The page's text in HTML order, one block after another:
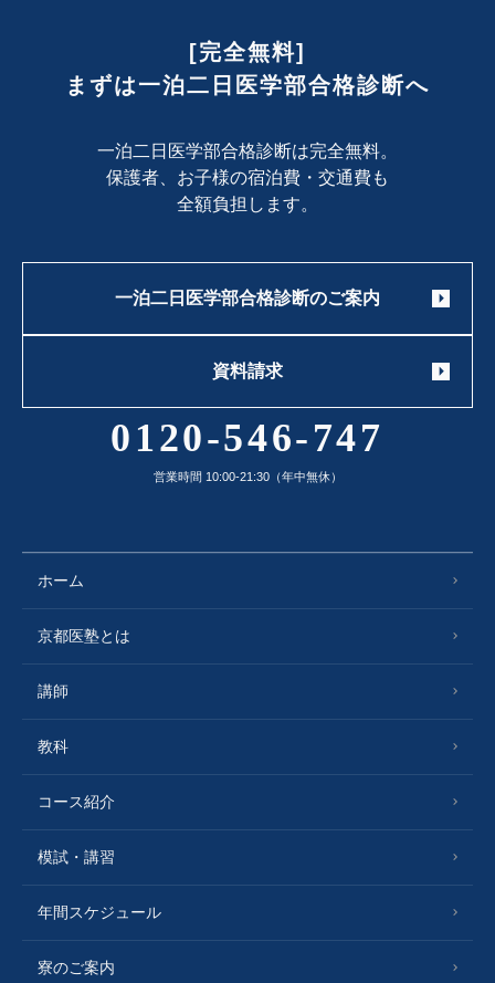
ホーム
京都医塾とは
講師
教科
コース紹介
模試・講習
年間スケジュール
寮のご案内
[完全無料]
まずは一泊二日医学部合格診断へ
一泊二日医学部合格診断は完全無料。
保護者、お子様の宿泊費・交通費も
全額負担します。
一泊二日医学部合格診断のご案内
資料請求
0120-546-747
営業時間 10:00-21:30（年中無休）